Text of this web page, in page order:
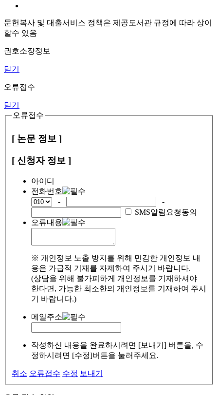
문헌복사 및 대출서비스 정책은 제공도서관 규정에 따라 상이
할수 있음
권호소장정보
닫기
오류접수
닫기
오류접수
[ 논문 정보 ]
[ 신청자 정보 ]
아이디
전화번호
-
-
SMS알림요청동의
오류내용
※ 개인정보 노출 방지를 위해 민감한 개인정보 내
용은 가급적 기재를 자제하여 주시기 바랍니다.
(상담을 위해 불가피하게 개인정보를 기재하셔야
한다면, 가능한 최소한의 개인정보를 기재하여 주시
기 바랍니다.)
메일주소
작성하신 내용을 완료하시려면 [보내기] 버튼을, 수
정하시려면 [수정]버튼을 눌러주세요.
취소 오류접수 수정 보내기